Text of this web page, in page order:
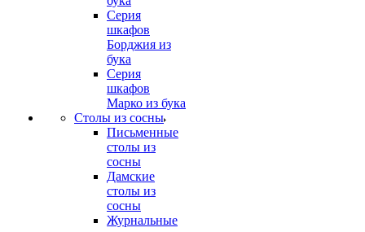
Серия
шкафов
Борджия из
бука
Серия
шкафов
Марко из бука
Столы из сосны
Письменные
столы из
сосны
Дамские
столы из
сосны
Журнальные